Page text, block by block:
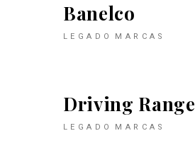
Banelco
LEGADO MARCAS
Driving Range
LEGADO MARCAS